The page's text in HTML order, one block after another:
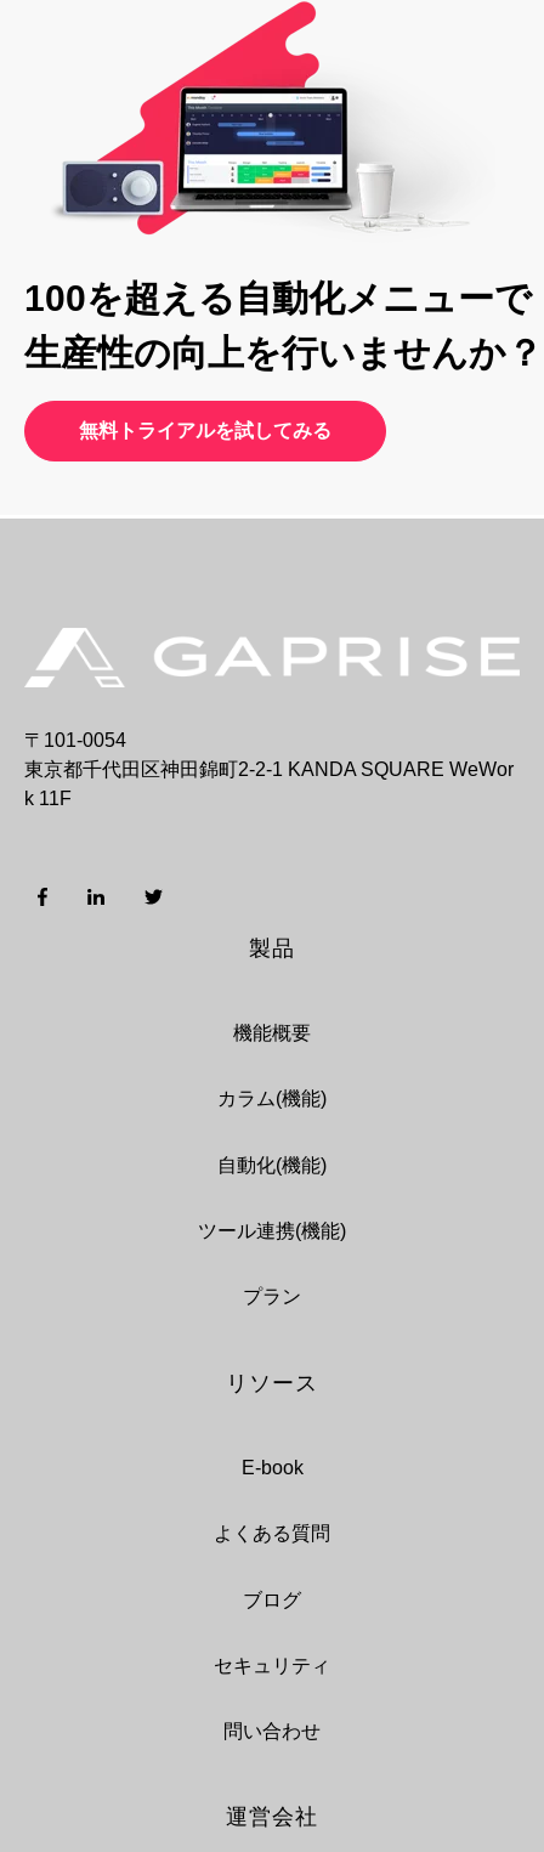
100を超える自動化メニューで
生産性の向上を行いませんか？
無料トライアルを試してみる
〒101-0054
東京都千代田区神田錦町2-2-1 KANDA SQUARE WeWor
k 11F
製品
機能概要
カラム(機能)
自動化(機能)
ツール連携(機能)
プラン
リソース
E-book
よくある質問
ブログ
セキュリティ
問い合わせ
運営会社